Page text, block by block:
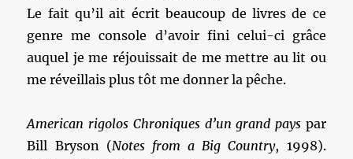
Le fait qu’il ait écrit beaucoup de livres de ce
genre me console d’avoir fini celui-ci grâce
auquel je me réjouissait de me mettre au lit ou
me réveillais plus tôt me donner la pêche.
American rigolos Chroniques d’un grand payspar
Bill Bryson (Notes from a Big Country, 1998).